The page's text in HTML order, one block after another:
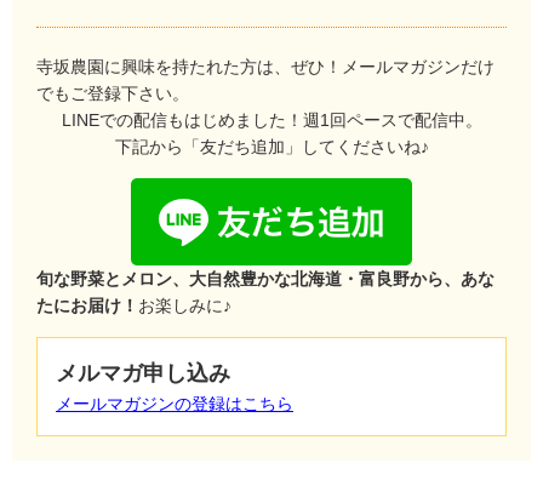
寺坂農園に興味を持たれた方は、ぜひ！メールマガジンだけ
でもご登録下さい。
LINEでの配信もはじめました！週1回ペースで配信中。
下記から「友だち追加」してくださいね♪
旬な野菜とメロン、大自然豊かな北海道・富良野から、あな
たにお届け！ お楽しみに♪
メルマガ申し込み
メールマガジンの登録はこちら